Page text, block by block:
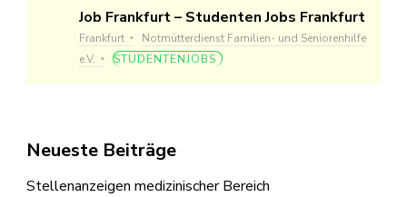
Job Frankfurt – Studenten Jobs Frankfurt
Frankfurt
Notmütterdienst Familien- und Seniorenhilfe
e.V.
STUDENTENJOBS
Neueste Beiträge
Stellenanzeigen medizinischer Bereich